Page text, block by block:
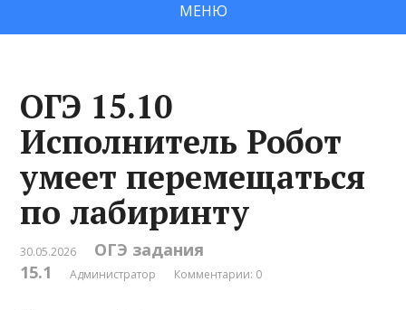
МЕНЮ
ОГЭ 15.10
Исполнитель Робот
умеет перемещаться
по лабиринту
30.05.2026
ОГЭ задания
15.1
Администратор Комментарии: 0